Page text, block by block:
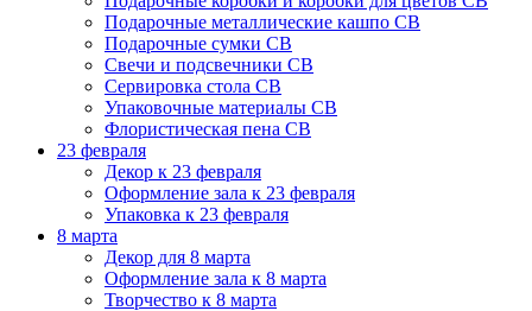
Подарочные металлические кашпо СВ
Подарочные сумки СВ
Свечи и подсвечники СВ
Сервировка стола СВ
Упаковочные материалы СВ
Флористическая пена СВ
23 февраля
Декор к 23 февраля
Оформление зала к 23 февраля
Упаковка к 23 февраля
8 марта
Декор для 8 марта
Оформление зала к 8 марта
Творчество к 8 марта